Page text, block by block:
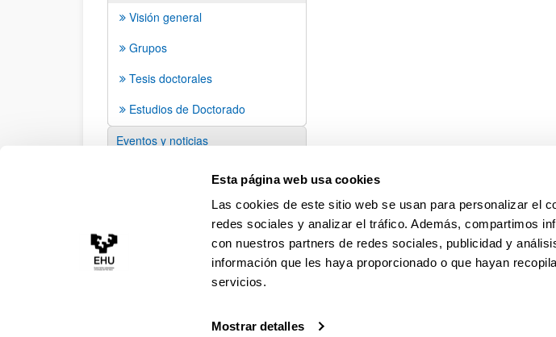
Esta página web usa cookies
Las cookies de este sitio web se usan para personalizar el
redes sociales y analizar el tráfico. Además, compartimos
con nuestros partners de redes sociales, publicidad y
información que les haya proporcionado o que hayan
servicios.
Mostrar detalles
Visión general
Grupos
Tesis doctorales
Estudios de Doctorado
Eventos y noticias
Sugerencias y solicitudes